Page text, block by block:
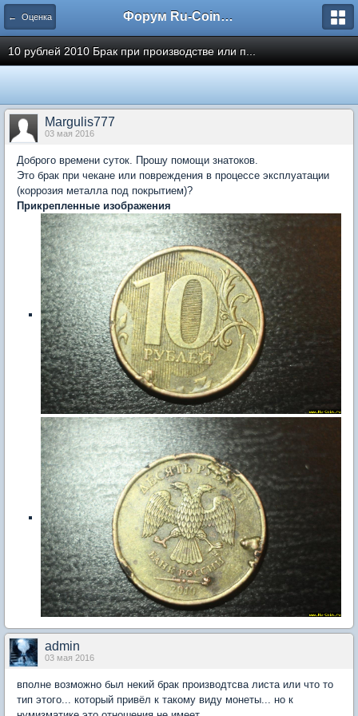
← Оценка Форум Ru-Coin.ru
10 рублей 2010 Брак при производстве или п...
Margulis777
03 мая 2016
Доброго времени суток. Прошу помощи знатоков.
Это брак при чекане или повреждения в процессе эксплуатации
(коррозия металла под покрытием)?
Прикрепленные изображения
admin
03 мая 2016
вполне возможно был некий брак производтсва листа или что то
тип этого... который привёл к такому виду монеты... но к